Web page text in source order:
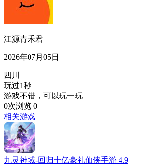
江源青禾君
2026年07月05日
四川
玩过1秒
游戏不错，可以玩一玩
0次浏览 0
相关游戏
九灵神域-回归十亿豪礼仙侠手游 4.9